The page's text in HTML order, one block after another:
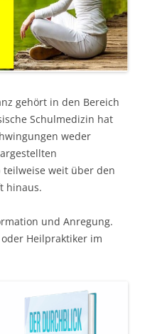
gehört in den Bereich
Schulmedizin hat
weder
teilweise weit über den
hinaus.
und Anregung.
Heilpraktiker im